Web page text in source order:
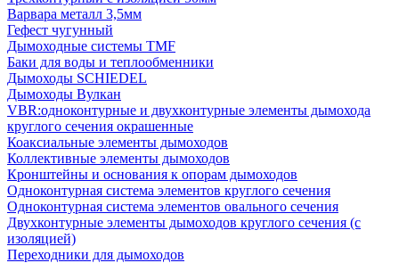
Варвара металл 3,5мм
Гефест чугунный
Дымоходные системы TMF
Баки для воды и теплообменники
Дымоходы SCHIEDEL
Дымоходы Вулкан
VBR:одноконтурные и двухконтурные элементы дымохода
круглого сечения окрашенные
Коаксиальные элементы дымоходов
Коллективные элементы дымоходов
Кронштейны и основания к опорам дымоходов
Одноконтурная система элементов круглого сечения
Одноконтурная система элементов овального сечения
Двухконтурные элементы дымоходов круглого сечения (с
изоляцией)
Переходники для дымоходов